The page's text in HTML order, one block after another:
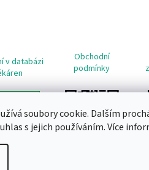
soubory cookie. Dalším
s jejich používáním. Více
v databázi
Obchodní
podmínky